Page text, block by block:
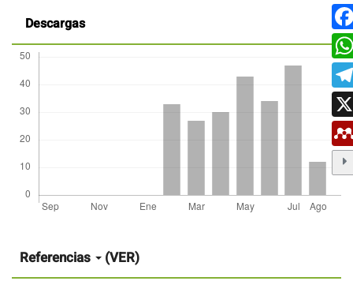
Descargas
artículo
Referencias (VER)